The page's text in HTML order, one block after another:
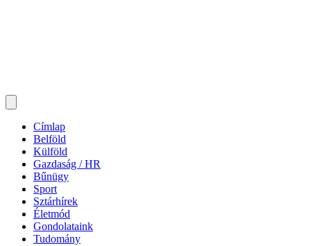
Címlap
Belföld
Külföld
Gazdaság / HR
Bűnügy
Sport
Sztárhírek
Életmód
Gondolataink
Tudomány